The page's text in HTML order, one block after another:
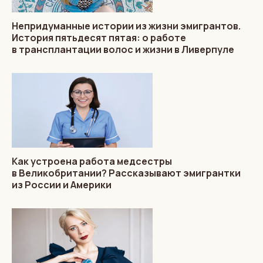
Непридуманные истории из жизни эмигрантов.
История пятьдесят пятая: о работе
в трансплантации волос и жизни в Ливерпуле
Как устроена работа медсестры
в Великобритании? Рассказывают эмигрантки
из России и Америки